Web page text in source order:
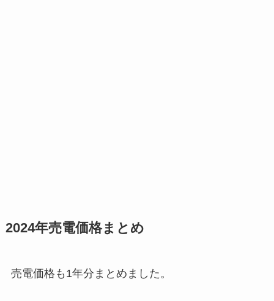
2024年売電価格まとめ
売電価格も1年分まとめました。